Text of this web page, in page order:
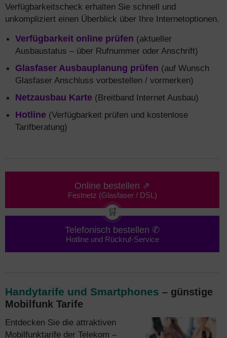
Verfügbarkeitscheck erhalten Sie schnell und
unkompliziert einen Überblick über Ihre Internetoptionen.
Verfügbarkeit online prüfen (aktueller
Ausbaustatus – über Rufnummer oder Anschrift)
Glasfaser Ausbauplanung prüfen (auf Wunsch
Glasfaser Anschluss vorbestellen / vormerken)
Netzausbau Karte (Breitband Internet Ausbau)
Hotline (Verfügbarkeit prüfen und kostenlose
Tarifberatung)
Online bestellen ⇗
Festnetz (Glasfaser / DSL)
🛒
Telefonisch bestellen ✆
Hotline und Rückruf-Service
Handytarife und Smartphones – günstige
Mobilfunk Tarife
Entdecken Sie die attraktiven
Mobilfunktarife der Telekom –